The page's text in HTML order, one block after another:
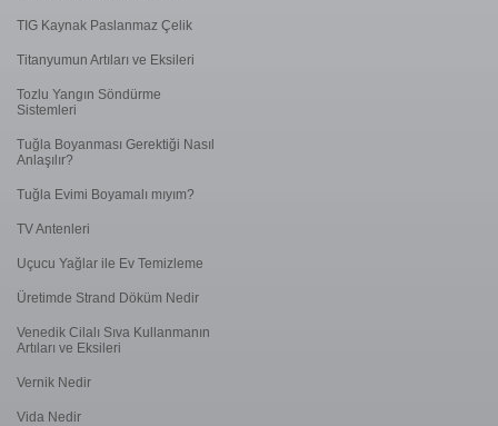
TIG Kaynak Paslanmaz Çelik
Titanyumun Artıları ve Eksileri
Tozlu Yangın Söndürme
Sistemleri
Tuğla Boyanması Gerektiği Nasıl
Anlaşılır?
Tuğla Evimi Boyamalı mıyım?
TV Antenleri
Uçucu Yağlar ile Ev Temizleme
Üretimde Strand Döküm Nedir
Venedik Cilalı Sıva Kullanmanın
Artıları ve Eksileri
Vernik Nedir
Vida Nedir